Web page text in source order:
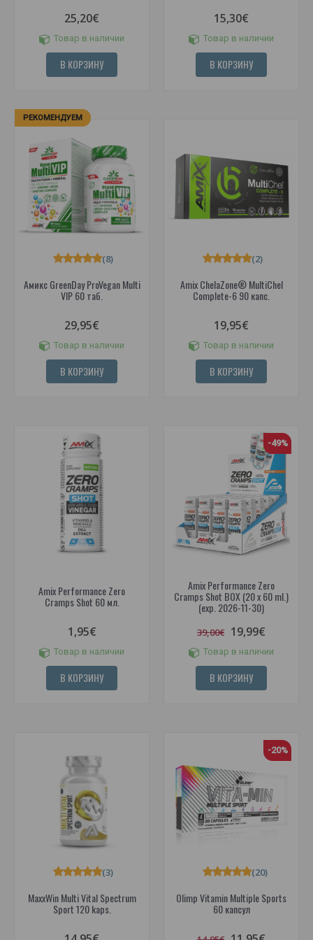
25,20€
Товар в наличии
В КОРЗИНУ
15,30€
Товар в наличии
В КОРЗИНУ
РЕКОМЕНДУЕМ
Амикс GreenDay ProVegan Multi
VIP 60 таб.
(8)
29,95€
Товар в наличии
В КОРЗИНУ
Amix ChelaZone® MultiChel
Complete-6 90 капс.
(2)
19,95€
Товар в наличии
В КОРЗИНУ
Amix Performance Zero
Cramps Shot 60 мл.
1,95€
Товар в наличии
В КОРЗИНУ
-49%
Amix Performance Zero
Cramps Shot BOX (20 x 60 ml.)
(exp. 2026-11-30)
39,00€ 19,99€
Товар в наличии
В КОРЗИНУ
MaxxWin Multi Vital Spectrum
Sport 120 kaps.
(3)
-20%
Olimp Vitamin Multiple Sports
60 капсул
(20)